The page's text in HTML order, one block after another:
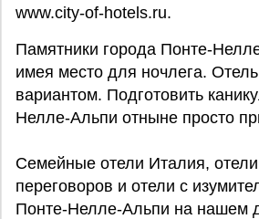
www.city-of-hotels.ru.
Памятники города Понте-
имея место для ночлега.
вариантом. Подготовить
Нелле-Альпи отныне просто
Семейные отели Италия,
переговоров и отели с
Понте-Нелле-Альпи на нашем